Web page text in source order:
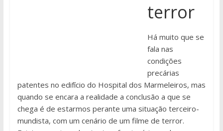
terror
Há muito que se
fala nas
condições
precárias
patentes no edifício do Hospital dos Marmeleiros, mas
quando se encara a realidade a conclusão a que se
chega é de estarmos perante uma situação terceiro-
mundista, com um cenário de um filme de terror.